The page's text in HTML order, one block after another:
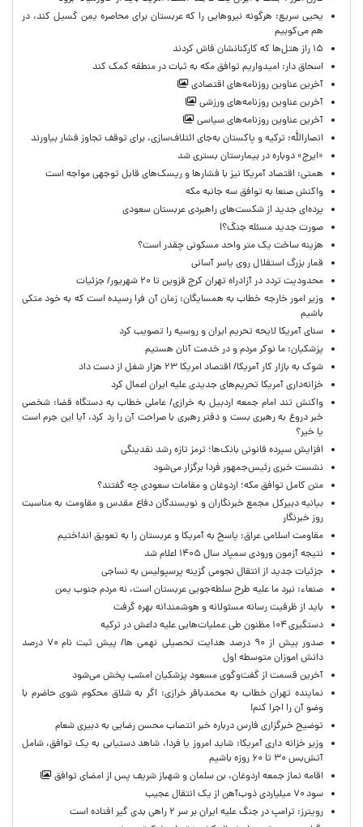
یحیی سریع: هرگونه نیروهایی را که عربستان برای محاصره یمن گسیل کند، در
هم می‌کوبیم
۱۵ راز هتل‌ها که کارکنانشان فاش کردند
اسحاق دار: امیدواریم توافق مکه به ثبات در منطقه کمک کند
آخرین عناوین روزنامه‌های اقتصادی
آخرین عناوین روزنامه‌های ورزشی
آخرین عناوین روزنامه‌های سیاسی
انصارالله: ترکیه و پاکستان به‌جای ائتلاف‌سازی، برای توقف تجاوز فشار بیاورند
«ایرج» دوباره در بیمارستان بستری شد
همتی: اقتصاد آمریکا نیز با فشارها و ریسک‌های قابل توجهی مواجه است
واکنش صنعا به توافق سه جانبه مکه
پرده‌ای جدید از شکست‌های راهبردی عربستان سعودی
صورت جدید مسئله جنگ؟!
هزینه ساخت یک متر واحد مسکونی چقدر است؟
قمار بزرگ استقلال روی یاسر آسانی
محدودیت تردد در آزادراه تهران کرج قزوین تا ۲۰ شهریور/ جزئیات
وزیر امور خارجه خطاب به همسایگان: زمان آن فرا رسیده است که به خود متکی
باشیم
سنای آمریکا لایحه تحریم ایران و روسیه را تصویب کرد
پزشکیان: ما نوکر مردم و در خدمت آنان هستیم
شوک به بازار کار آمریکا/ اقتصاد امریکا ۲۳ هزار شغل از دست داد
خزانه‌داری آمریکا تحریم‌های جدیدی علیه ایران اعمال کرد
واکنش تند امام جمعه اردبیل به خرازی/ عاملی خطاب به دستگاه قضا: شخصی
خبر دروغ به رهبری بست و دفتر رهبری با صراحت آن را رد کرد، آیا این جرم است
یا خیر؟
افزایش سپرده قانونی بانک‌ها؛ ترمز تازه رشد نقدینگی
نشست خبری رئیس‌جمهور فردا برگزار می‌شود
متن کامل توافق مکه؛ اردوغان و مقامات سعودی چه گفتند؟
بیانیه دبیرکل مجمع خبرنگاران و نویسندگان دفاع مقدس و مقاومت به مناسبت
روز خبرنگار
مقاومت اسلامی عراق: پاسخ به آمریکا و عربستان را به تعویق انداختیم
نتیجه آزمون ورودی سمپاد سال ۱۴۰۵ اعلام شد
جزئیات جدید از انتقال نجومی گزینه پرسپولیس به نساجی
صنعاء: نبرد ما علیه طرح سلطه‌جویی عربستان است، نه مردم جنوب یمن
باید از ظرفیت رسانه مسئولانه و هوشمندانه بهره گرفت
دستگیری ۱۰۴ مظنون طی عملیات‌هایی علیه داعش در ترکیه
صدور بیش از ۹۰ درصد هدایت تحصیلی نهمی ها/ پیش ثبت نام ۷۰ درصد
دانش اموزان متوسطه اول
آخرین قسمت از گفت‌وگوی مسعود پزشکیان امشب پخش می‌شود
نماینده تهران خطاب به محمدباقر خرازی: اگر به شلاق محکوم شوی حاضرم با
وضو آن را اجرا کنم!
توضیح خبرگزاری فارس درباره خبر انتصاب محسن رضایی به دبیری شعام
وزیر خزانه داری آمریکا: شاید امروز یا فردا، شاهد دستیابی به یک توافق، شامل
آتش‌بس ۳۰ تا ۶۰ روزه باشیم
اقامه نماز جمعه اردوغان، بن ‌سلمان و شهباز شریف پس از امضای توافق
سود ۷۰ میلیاردی ذوب‌آهن از یک انتقال عجیب
رویترز: ترامپ در جنگ علیه ایران بر سر ۲ راهی بدی گیر افتاده است